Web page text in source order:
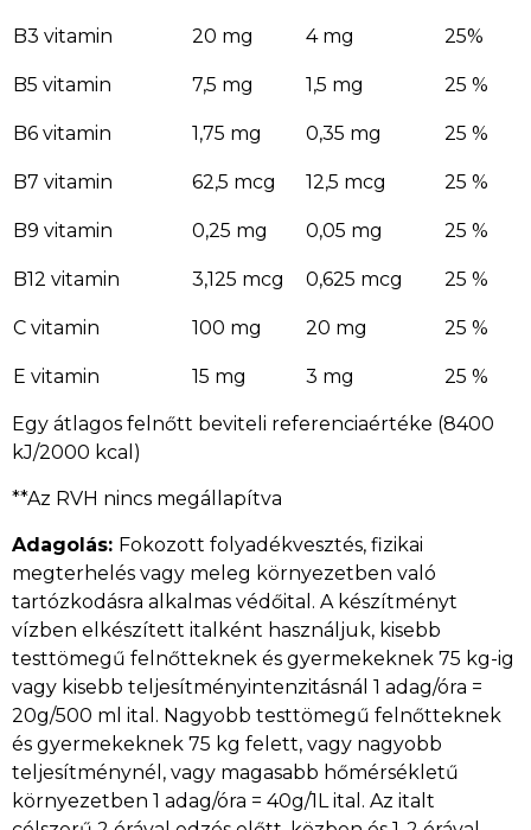
B3 vitamin 20 mg 4 mg 25%
B5 vitamin 7,5 mg 1,5 mg 25 %
B6 vitamin 1,75 mg 0,35 mg 25 %
B7 vitamin 62,5 mcg 12,5 mcg 25 %
B9 vitamin 0,25 mg 0,05 mg 25 %
B12 vitamin 3,125 mcg 0,625 mcg 25 %
C vitamin 100 mg 20 mg 25 %
E vitamin 15 mg 3 mg 25 %
Egy átlagos felnőtt beviteli referenciaértéke (8400
kJ/2000 kcal)
**Az RVH nincs megállapítva
Adagolás: Fokozott folyadékvesztés, fizikai
megterhelés vagy meleg környezetben való
tartózkodásra alkalmas védőital. A készítményt
vízben elkészített italként használjuk, kisebb
testtömegű felnőtteknek és gyermekeknek 75 kg-ig
vagy kisebb teljesítményintenzitásnál 1 adag/óra =
20g/500 ml ital. Nagyobb testtömegű felnőtteknek
és gyermekeknek 75 kg felett, vagy nagyobb
teljesítménynél, vagy magasabb hőmérsékletű
környezetben 1 adag/óra = 40g/1L ital. Az italt